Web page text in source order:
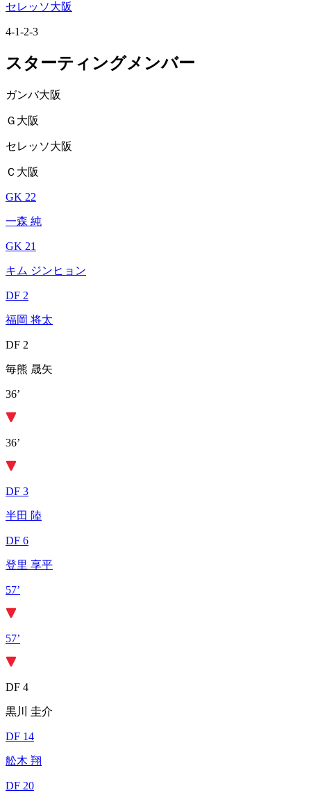
セレッソ大阪
4-1-2-3
スターティングメンバー
ガンバ大阪
Ｇ大阪
セレッソ大阪
Ｃ大阪
GK 22
一森 純
GK 21
キム ジンヒョン
DF 2
福岡 将太
DF 2
毎熊 晟矢
36’
36’
DF 3
半田 陸
DF 6
登里 享平
57’
57’
DF 4
黒川 圭介
DF 14
舩木 翔
DF 20